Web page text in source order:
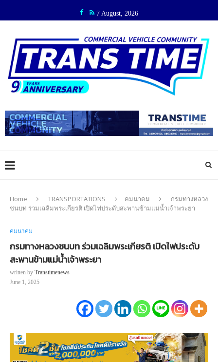
7 August, 2026
Home TRANSPORTATIONS คมนาคม
กรมทางหลวง
ชนบท ร่วมเฉลิมพระเกียรติ เปิดไฟประดับสะพานข้ามแม่น้ำเจ้าพระยา
คมนาคม
กรมทางหลวงชนบท ร่วมเฉลิมพระเกียรติ เปิดไฟประดับ
สะพานข้ามแม่น้ำเจ้าพระยา
written by Transtimenews
June 1, 2025